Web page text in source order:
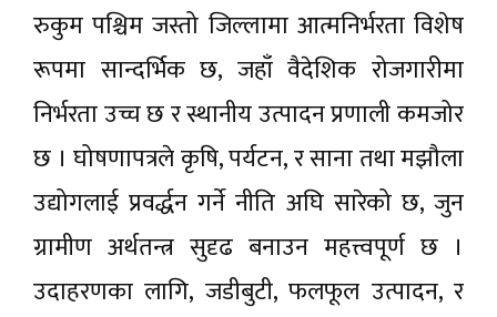
रुकुम पश्चिम जस्तो जिल्लामा आत्मनिर्भरता विशेष
रूपमा सान्दर्भिक छ, जहाँ वैदेशिक रोजगारीमा
निर्भरता उच्च छ र स्थानीय उत्पादन प्रणाली कमजोर
छ । घोषणापत्रले कृषि, पर्यटन, र साना तथा मझौला
उद्योगलाई प्रवर्द्धन गर्ने नीति अघि सारेको छ, जुन
ग्रामीण अर्थतन्त्र सुदृढ बनाउन महत्त्वपूर्ण छ ।
उदाहरणका लागि, जडीबुटी, फलफूल उत्पादन, र